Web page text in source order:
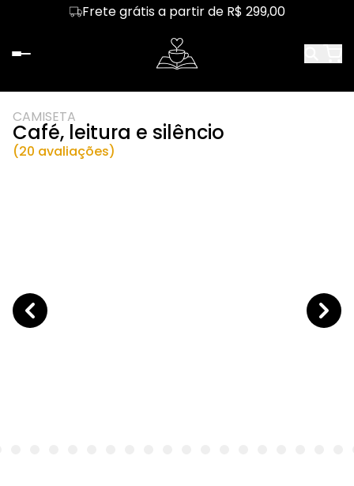
Frete grátis a partir de R$ 299,00
CAMISETA
Café, leitura e silêncio
(20 avaliações)